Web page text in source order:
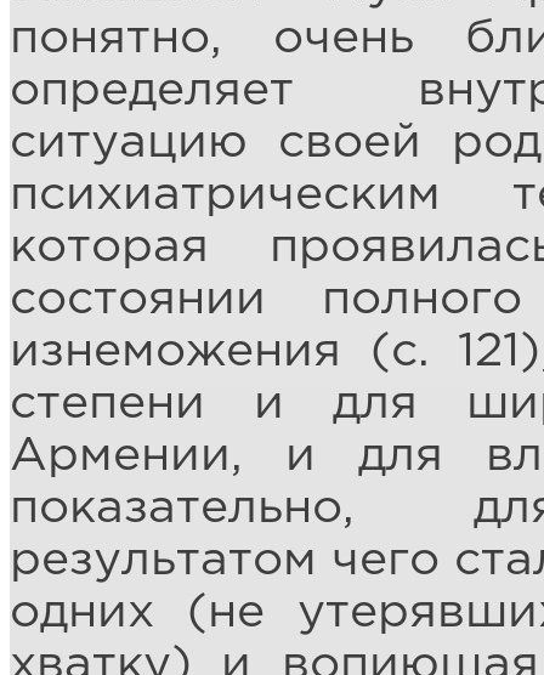
понятно, очень
определяет
ситуацию своей
психиатрическим
которая
состоянии
изнеможения (с.
степени и для
Армении, и для
показательно,
результатом чего
одних (не
хватку) и